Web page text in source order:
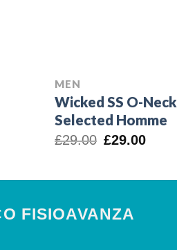
MEN
Wicked SS O-Neck
Selected Homme
£29.00 El
era:
£29.00El
es:
FISIOAVANZA